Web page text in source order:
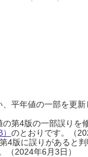
平年値の一部を更
第4版の一部誤り
のとおりです。（
4版に誤りがあると
（2024年6月3日）